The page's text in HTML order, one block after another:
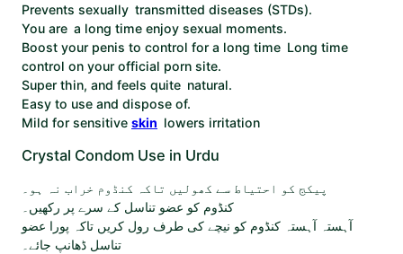
Prevents sexually transmitted diseases (STDs).
You are a long time enjoy sexual moments.
Boost your penis to control for a long time Long time
control on your official porn site.
Super thin, and feels quite natural.
Easy to use and dispose of.
Mild for sensitive skin lowers irritation
Crystal Condom Use in Urdu
پیکج کو احتیاط سے کھولیں تاکہ کنڈوم خراب نہ ہو۔
کنڈوم کو عضو تناسل کے سرے پر رکھیں۔
آہستہ آہستہ کنڈوم کو نیچے کی طرف رول کریں تاکہ پورا عضو
تناسل ڈھانپ جائے۔